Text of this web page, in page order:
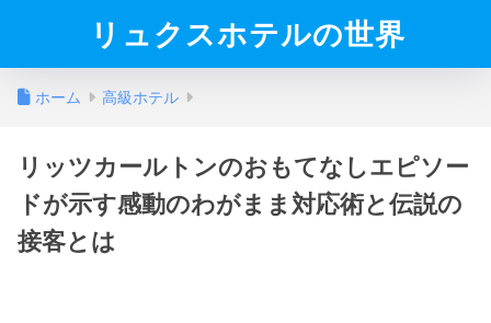
リュクスホテルの世界
ホーム 高級ホテル
リッツカールトンのおもてなしエピソー
ドが示す感動のわがまま対応術と伝説の
接客とは